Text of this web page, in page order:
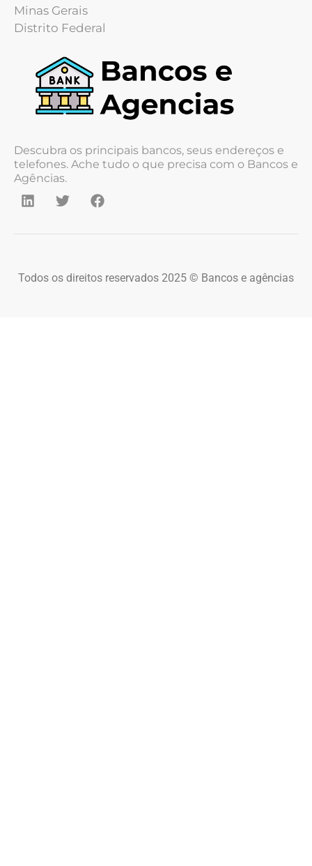
Minas Gerais
Distrito Federal
Descubra os principais bancos, seus endereços e
telefones. Ache tudo o que precisa com o Bancos e
Agências.
Todos os direitos reservados 2025 © Bancos e agências